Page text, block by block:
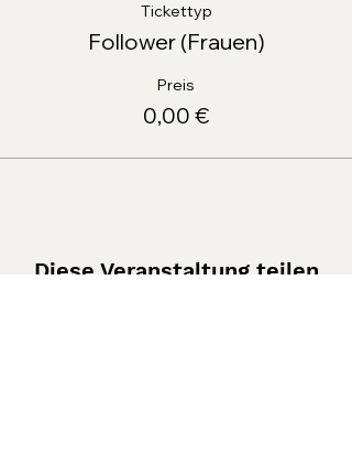
Tickettyp
Follower (Frauen)
Preis
0,00 €
Diese Veranstaltung teilen